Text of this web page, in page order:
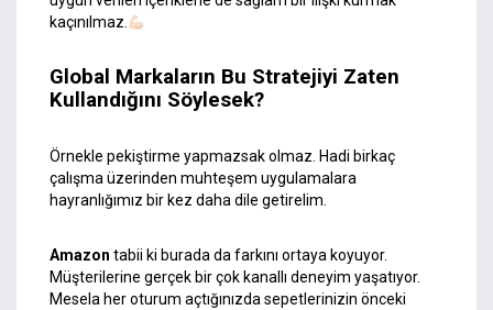
kaçınılmaz.
Global Markaların Bu Stratejiyi Zaten
Kullandığını Söylesek?
Örnekle pekiştirme yapmazsak olmaz. Hadi birkaç
çalışma üzerinden muhteşem uygulamalara
hayranlığımız bir kez daha dile getirelim.
Amazon tabii ki burada da farkını ortaya koyuyor.
Müşterilerine gerçek bir çok kanallı deneyim yaşatıyor.
Mesela her oturum açtığınızda sepetlerinizin önceki